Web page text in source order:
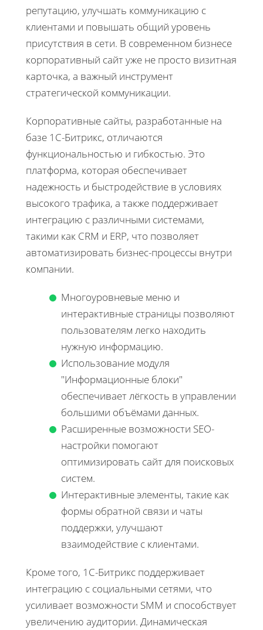
репутацию, улучшать коммуникацию с
клиентами и повышать общий уровень
присутствия в сети. В современном бизнесе
корпоративный сайт уже не просто визитная
карточка, а важный инструмент
стратегической коммуникации.
Корпоративные сайты, разработанные на
базе 1С-Битрикс, отличаются
функциональностью и гибкостью. Это
платформа, которая обеспечивает
надежность и быстродействие в условиях
высокого трафика, а также поддерживает
интеграцию с различными системами,
такими как CRM и ERP, что позволяет
автоматизировать бизнес-процессы внутри
компании.
Многоуровневые меню и
интерактивные страницы позволяют
пользователям легко находить
нужную информацию.
Использование модуля
"Информационные блоки"
обеспечивает лёгкость в управлении
большими объёмами данных.
Расширенные возможности SEO-
настройки помогают
оптимизировать сайт для поисковых
систем.
Интерактивные элементы, такие как
формы обратной связи и чаты
поддержки, улучшают
взаимодействие с клиентами.
Кроме того, 1С-Битрикс поддерживает
интеграцию с социальными сетями, что
усиливает возможности SMM и способствует
увеличению аудитории. Динамическая